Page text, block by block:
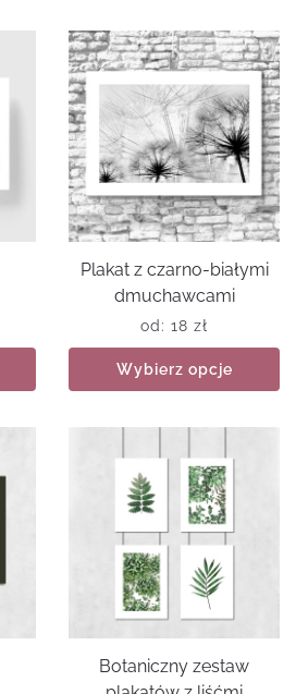
Plakat z czarno-białymi
dmuchawcami
od: 18 zł
Wybierz opcje
Botaniczny zestaw